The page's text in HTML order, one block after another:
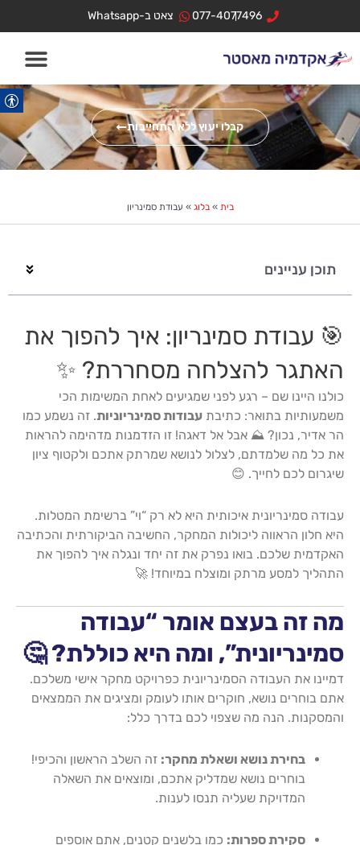
077-4077496 צאט ב-Whatsapp
קבלו יעוץ ללא התחייבות
בית »בלוג » עבודת סמינריון
תוכן עניינים
🎯 עבודת סמינריון: איך להפוך את
האתגר להצלחה מסחררת? ✨
כולנו היינו שם – רגע לפני שמגיעים לאחת המשימות הכי
משמעותיות בתואר: כתיבת עבודות סמינריוניות. זה נשמע כמו
הר אדיר, נכון? ⛰️ אבל אל דאגה! זו הזדמנות מדהימה להראות
את כל מה שלמדתם, לצלול לנושא שמרתק אתכם ולקטוף ציון
שיגרום לכם לחייך. 😊
עבודה סמינריונית איכותית היא לא רק “וי” ברשימת המטלות.
היא חלון הראווה ליכולות המחקר, החשיבה הביקורתית והכתיבה
האקדמית שלכם. בואו נפרק את זה יחד ונגלה איך להפוך את
התהליך למסע מרתק ומוצלח במיוחד! 🚀
מה זה בעצם אומר “עבודה
סמינריונית”, ומה היא כוללת? 🤔
דמיינו את העבודה הסמינריונית כפרויקט מחקר אישי משלכם.
אתם בוחרים נושא, חוקרים אותו לעומק ומציגים את הממצאים
והמסקנות. הנה מה שצפוי לכם בדרך כלל:
בחירת נושא ושאלת מחקר: זה השלב הראשון והכיפי!
בוחרים נושא שמדליק אתכם, ומוצאים את השאלה
המדויקת שעליה תנסו לענות.
סקירת ספרות: כמו בלשנים קטנים, אתם אוספים